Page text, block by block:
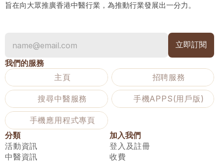
旨在向大眾推廣香港中醫行業，為推動行業發展出一分力。
我們的服務
主頁
招聘服務
搜尋中醫服務 手機APPS(用戶版)
手機應用程式專頁
分類
活動資訊
中醫資訊
加入我們
登入及註冊
收費